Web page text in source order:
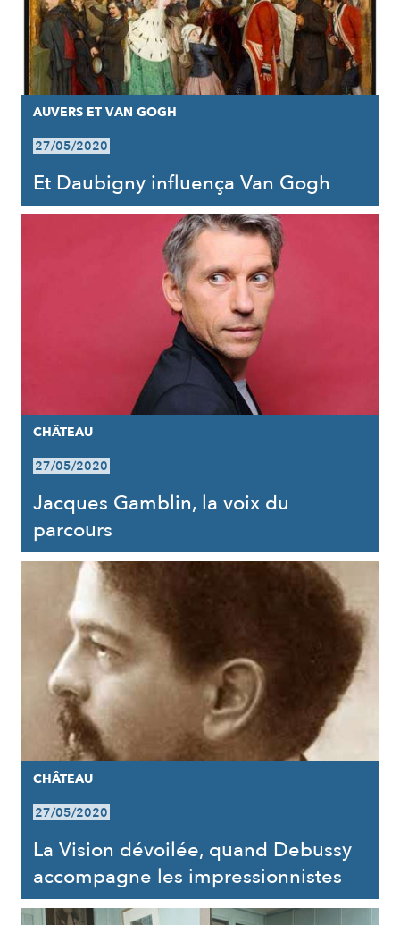
AUVERS ET VAN GOGH
27/05/2020
Et Daubigny influença Van Gogh
CHÂTEAU
27/05/2020
Jacques Gamblin, la voix du
parcours
CHÂTEAU
27/05/2020
La Vision dévoilée, quand Debussy
accompagne les impressionnistes